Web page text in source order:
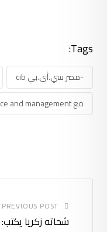
Tags:
-مصر سي.أى.بي cib
مع frankfurt school of finance and management
PREVIOUS POST
شحاته زكريا